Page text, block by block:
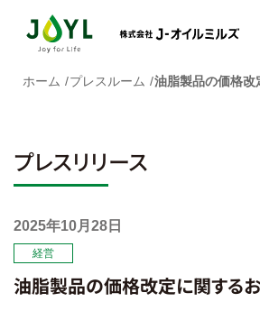
ホーム プレスルーム 油脂製品の価格改
プレスリリース
2025年10月28日
経営
油脂製品の価格改定に関する